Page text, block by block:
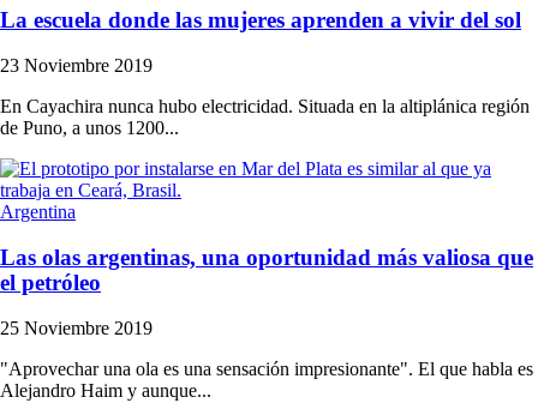
La escuela donde las mujeres aprenden a vivir del sol
23 Noviembre 2019
En Cayachira nunca hubo electricidad. Situada en la altiplánica región
de Puno, a unos 1200...
Argentina
Las olas argentinas, una oportunidad más valiosa que
el petróleo
25 Noviembre 2019
"Aprovechar una ola es una sensación impresionante". El que habla es
Alejandro Haim y aunque...